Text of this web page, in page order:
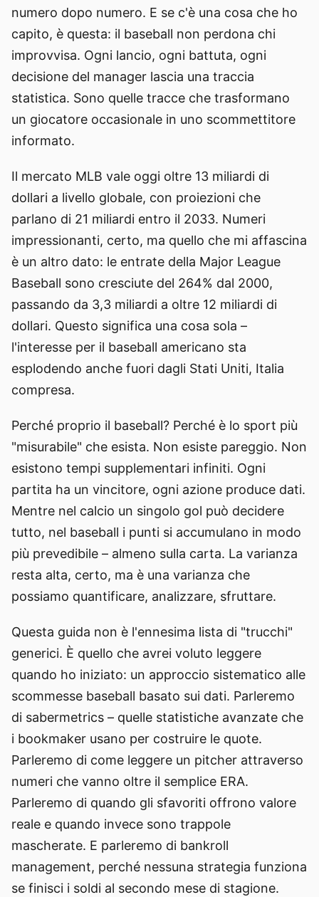
numero dopo numero. E se c'è una cosa che ho
capito, è questa: il baseball non perdona chi
improvvisa. Ogni lancio, ogni battuta, ogni
decisione del manager lascia una traccia
statistica. Sono quelle tracce che trasformano
un giocatore occasionale in uno scommettitore
informato.
Il mercato MLB vale oggi oltre 13 miliardi di
dollari a livello globale, con proiezioni che
parlano di 21 miliardi entro il 2033. Numeri
impressionanti, certo, ma quello che mi affascina
è un altro dato: le entrate della Major League
Baseball sono cresciute del 264% dal 2000,
passando da 3,3 miliardi a oltre 12 miliardi di
dollari. Questo significa una cosa sola –
l'interesse per il baseball americano sta
esplodendo anche fuori dagli Stati Uniti, Italia
compresa.
Perché proprio il baseball? Perché è lo sport più
"misurabile" che esista. Non esiste pareggio. Non
esistono tempi supplementari infiniti. Ogni
partita ha un vincitore, ogni azione produce dati.
Mentre nel calcio un singolo gol può decidere
tutto, nel baseball i punti si accumulano in modo
più prevedibile – almeno sulla carta. La varianza
resta alta, certo, ma è una varianza che
possiamo quantificare, analizzare, sfruttare.
Questa guida non è l'ennesima lista di "trucchi"
generici. È quello che avrei voluto leggere
quando ho iniziato: un approccio sistematico alle
scommesse baseball basato sui dati. Parleremo
di sabermetrics – quelle statistiche avanzate che
i bookmaker usano per costruire le quote.
Parleremo di come leggere un pitcher attraverso
numeri che vanno oltre il semplice ERA.
Parleremo di quando gli sfavoriti offrono valore
reale e quando invece sono trappole
mascherate. E parleremo di bankroll
management, perché nessuna strategia funziona
se finisci i soldi al secondo mese di stagione.